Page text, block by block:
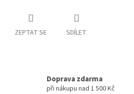
ZEPTAT SE SDÍLET
Doprava zdarma
při nákupu nad 1 500 Kč